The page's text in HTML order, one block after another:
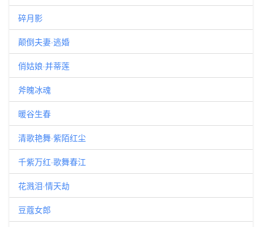
碎月影
颠倒夫妻·逃婚
俏姑娘·并蒂莲
斧魄冰魂
暖谷生春
清歌艳舞·紫陌红尘
千紫万红·歌舞春江
花溅泪·情天劫
豆蔻女郎